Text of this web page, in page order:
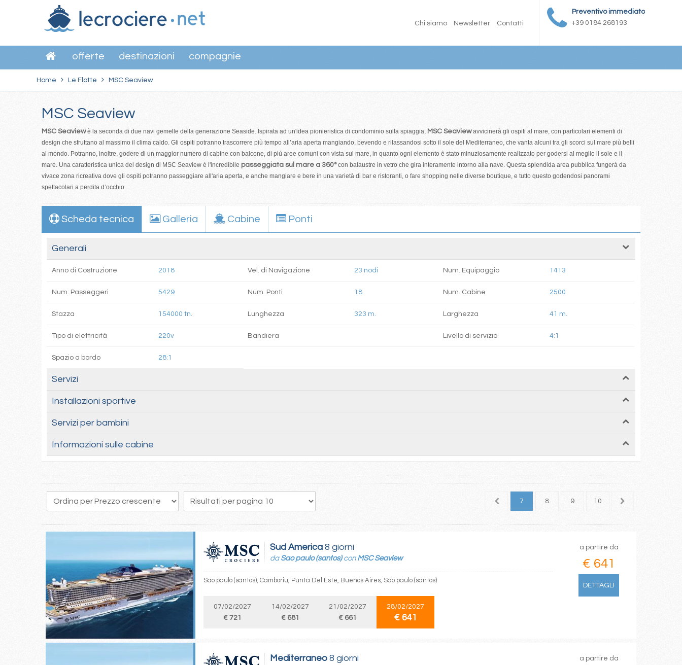
Preventivo immediato
+39 0184 268193
Chi siamo Newsletter Contatti
offerte destinazioni compagnie
Home Le Flotte MSC Seaview
MSC Seaview
MSC Seaviewè la seconda di due navi gemelle della generazione Seaside. Ispirata ad un'idea pionieristica di condominio sulla spiaggia, MSC Seaviewavvicinerà gli ospiti al mare, con particolari elementi di
design che sfruttano al massimo il clima caldo. Gli ospiti potranno trascorrere più tempo all’aria aperta mangiando, bevendo e rilassandosi sotto il sole del Mediterraneo, che vanta alcuni tra gli scorci sul mare più belli
al mondo. Potranno, inoltre, godere di un maggior numero di cabine con balcone, di più aree comuni con vista sul mare, in quanto ogni elemento è stato minuziosamente realizzato per godersi al meglio il sole e il
mare. Una caratteristica unica del design di MSC Seaview è l'incredibile passeggiata sul mare a 360°con balaustre in vetro che gira interamente intorno alla nave. Questa splendida area pubblica fungerà da
vivace zona ricreativa dove gli ospiti potranno passeggiare all'aria aperta, e anche mangiare e bere in una varietà di bar e ristoranti, o fare shopping nelle diverse boutique, e tutto questo godendosi panorami
spettacolari a perdita d’occhio
Scheda tecnica Galleria Cabine Ponti
Generali
Anno di Costruzione 2018 Vel. di Navigazione 23 nodi Num. Equipaggio 1413
Num. Passeggeri 5429 Num. Ponti 18 Num. Cabine 2500
Stazza 154000 tn. Lunghezza 323 m. Larghezza 41 m.
Tipo di elettricità 220v Bandiera Livello di servizio 4:1
Spazio a bordo 28:1
Servizi
Installazioni sportive
Servizi per bambini
Informazioni sulle cabine
6 7 8 9 10 11
Sud America 8 giorni
da Sao paulo (santos)con MSC Seaview
Sao paulo (santos), Camboriu, Punta Del Este, Buenos Aires, Sao paulo (santos)
07/02/2027
€ 721
14/02/2027
€ 681
21/02/2027
€ 661
28/02/2027
€ 641
a partire da
€ 641
DETTAGLI
Mediterraneo 8 giorni a partire da